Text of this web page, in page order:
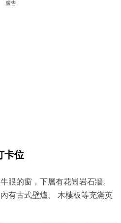
廣告
卡位
眼的窗，下層有花崗岩石牆。
有古式壁爐、 木樓板等充滿英